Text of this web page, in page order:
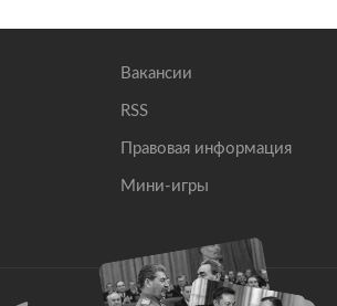
Вакансии
RSS
Правовая информация
Мини-игры